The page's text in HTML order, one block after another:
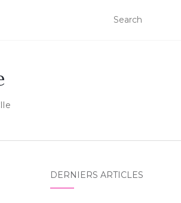
DERNIERS ARTICLES